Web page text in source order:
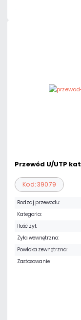
Przewód U/UTP
Kod: 39079
Rodzaj przewodu:
Kategoria:
Ilość żył:
Żyła wewnętrzna:
Powłoka zewnętrzna:
Zastosowanie: